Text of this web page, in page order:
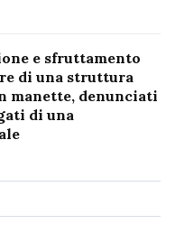
e sfruttamento
di una struttura
manette, denunciati
di una